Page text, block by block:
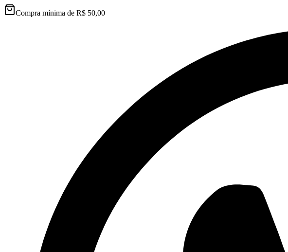
Compra mínima de R$ 50,00